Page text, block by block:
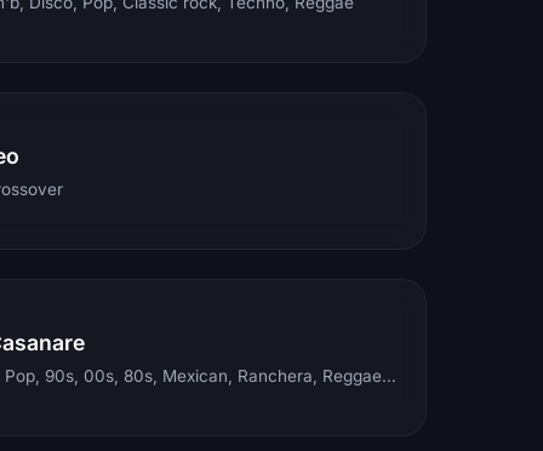
Electronic, Rock, Pop, 90s, 00s, 80s, Mexican, Ranchera, Reggaeton, Instrumental, Salsa, Merengue, Tropical, Romantic, Vallenato, Llanera